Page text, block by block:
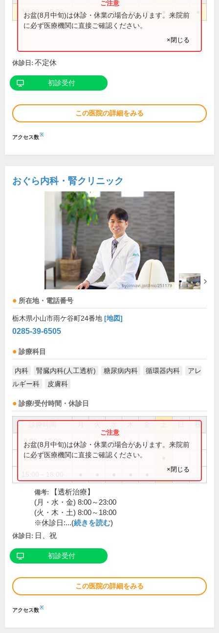
10:00～19:00 ● ● ● ● ● ●
お盆(8月中旬)は休診・休業の場合があります。来院前
に必ず医療機関に直接ご確認ください。
×閉じる
休診日: 不定休
初診受付
この医院の詳細をみる
アクセス数※
おぐら内科・腎クリニック
所在地・電話番号
栃木県小山市雨ケ谷町24番地 [地図]
0285-39-6505
診療科目
内科 腎臓内科(人工透析) 糖尿病内科 循環器内科
アレ
ルギー科
皮膚科
診療/受付時間・休診日
祝
9:00～12:00 ● ● ● ● ●
9:00～14:00
お盆(8月中旬)は休診・休業の場合があります。来院前
に必ず医療機関に直接ご確認ください。
×閉じる
備考:
【透析治療】
(月・水・金) 8:00～23:00
(火・木・土) 8:00～18:00
※休診日:...(続きを読む)
休診日: 日、祝
初診受付
この医院の詳細をみる
アクセス数※